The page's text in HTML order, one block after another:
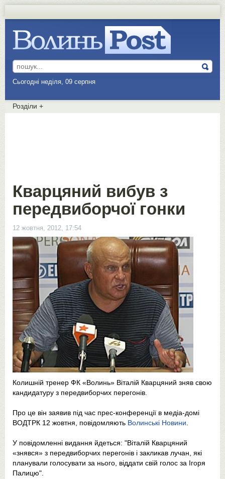
Сьогодні неділя, 09 серпня
Розділи +
Кварцяний вибув з
передвиборчої гонки
12 жовтня, 2012, 17:54
Колишній тренер ФК «Волинь» Віталій Кварцяний зняв свою
кандидатуру з передвиборчих перегонів.
Про це він заявив під час прес-конференції в медіа-домі
ВОДТРК 12 жовтня, повідомляють Волинські Новини
У повідомленні видання йдеться: "Віталій Кварцяний
«знявся» з передвиборчих перегонів і закликав лучан, які
планували голосувати за нього, віддати свій голос за Ігоря
Палицю".